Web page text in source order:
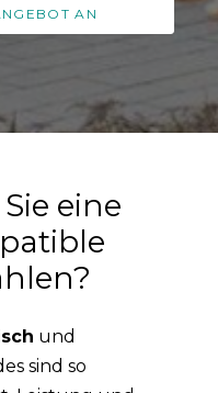
AN
eine
und
sind so